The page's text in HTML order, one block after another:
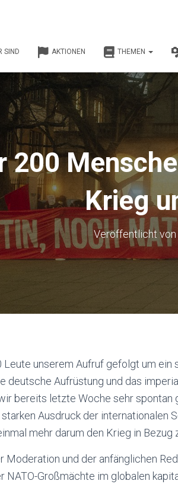
SIND AKTIONEN THEMEN
200
Krieg
Veröffentlicht von
Leute unserem Aufruf gefolgt um ein
deutsche Aufrüstung und das
bereits letzte Woche sehr spontan
Ausdruck der internationalen
mehr darum den Krieg in Bezug
und der anfänglichen
NATO-Großmächte im globalen